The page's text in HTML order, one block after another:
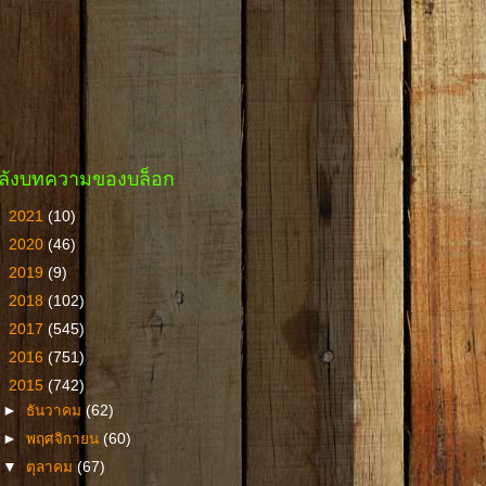
งบทความของบล็อก
2021 (10)
2020 (46)
2019 (9)
2018 (102)
2017 (545)
2016 (751)
2015 (742)
► ธันวาคม(62)
►พฤศจิกายน(60)
▼ ตุลาคม(67)